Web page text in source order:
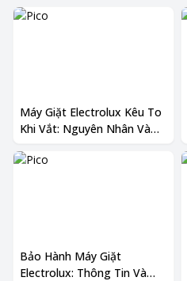
Máy Giặt Electrolux Kêu To
Khi Vắt: Nguyên Nhân Và
Bảo Hành Máy Giặt
Electrolux: Thông Tin Và